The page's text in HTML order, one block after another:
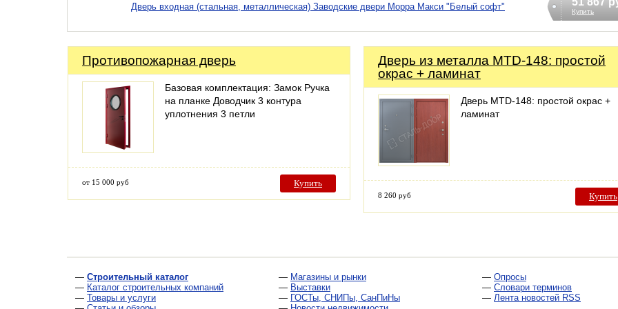
Дверь входная (стальная, металлическая) Заводские двери Морра Макси "Белый софт" Купить
Противопожарная дверь
Базовая комплектация: Замок Ручка
на планке Доводчик 3 контура
уплотнения 3 петли
от 15 000 руб Купить
Дверь из металла MTD-148: простой
окрас + ламинат
Дверь MTD-148: простой окрас +
ламинат
8 260 руб Купить
— Строительный каталог
— Каталог строительных компаний
— Товары и услуги
— Магазины и рынки
— Выставки
— ГОСТы, СНИПы, СанПиНы
— Опросы
— Словари терминов
— Лента новостей RSS